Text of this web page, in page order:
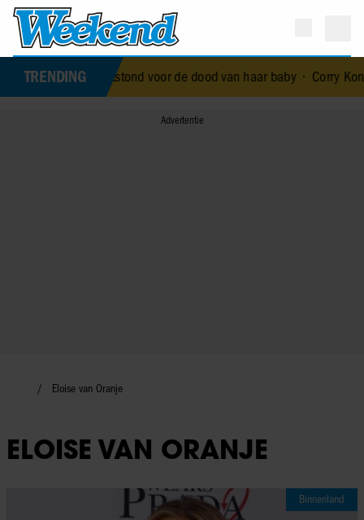
TRENDING
die terechtstond voor de dood van haar baby•Corry Konings
Eloise van Oranje
ELOISE VAN ORANJE
Binnenland